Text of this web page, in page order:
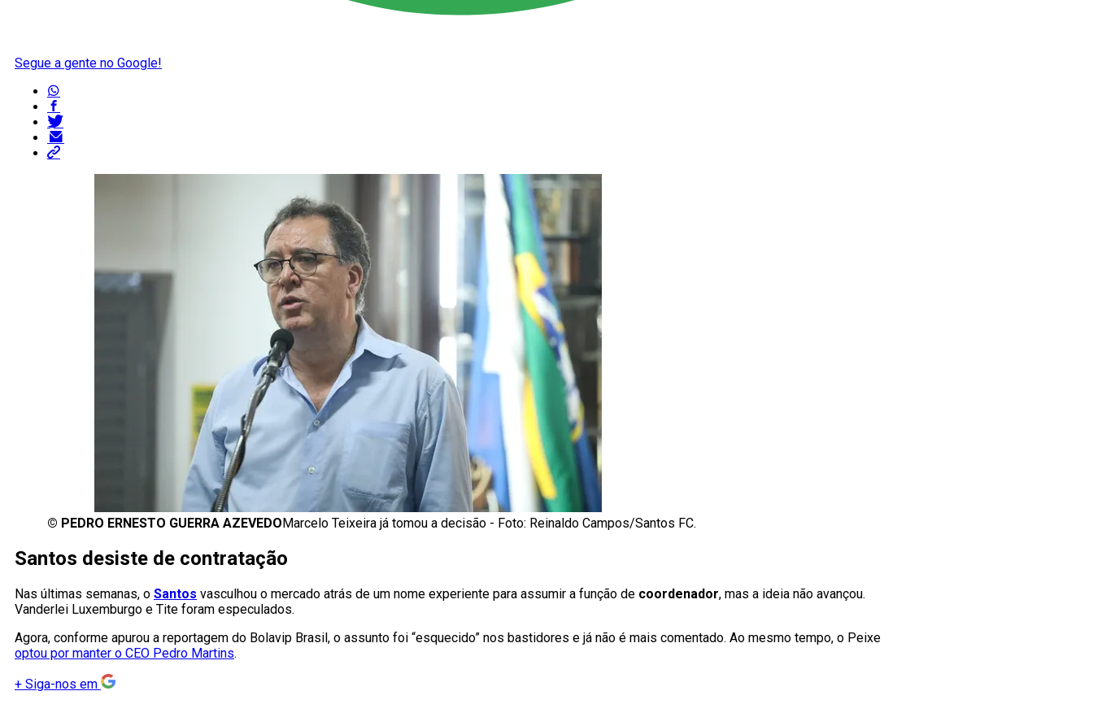
Segue a gente no Google!
© PEDRO ERNESTO GUERRA AZEVEDO Marcelo Teixeira já tomou a decisão - Foto: Reinaldo Campos/Santos FC.
Santos desiste de contratação
Nas últimas semanas, o Santos vasculhou o mercado atrás de um nome experiente para assumir a função de coordenador, mas a ideia não avançou.
Vanderlei Luxemburgo e Tite foram especulados.
Agora, conforme apurou a reportagem do Bolavip Brasil, o assunto foi “esquecido” nos bastidores e já não é mais comentado. Ao mesmo tempo, o Peixe
optou por manter o CEO Pedro Martins.
+ Siga-nos em